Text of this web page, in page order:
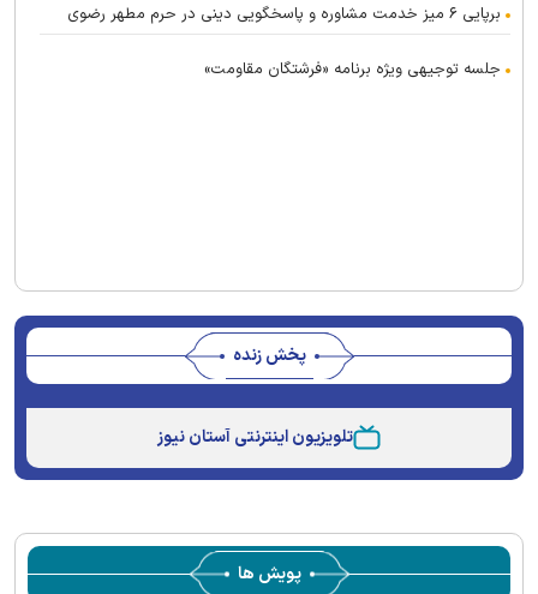
برپایی ۶ میز خدمت مشاوره و پاسخگویی دینی در حرم مطهر رضوی
جلسه توجیهی ویژه برنامه «فرشتگان مقاومت»
پخش زنده
تلویزیون اینترنتی آستان نیوز
پویش ها